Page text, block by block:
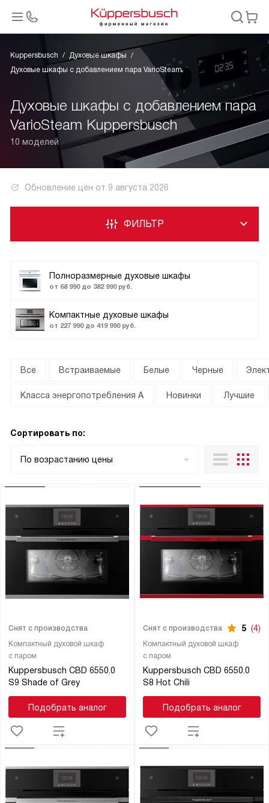
Kuppersbusch
Духовые шкафы
Духовые шкафы с добавлением пара VarioSteam
Духовые шкафы с добавлением пара
VarioSteam Kuppersbusch
10 моделей
Обновление цен от 9 августа 2026
Полноразмерные духовые шкафы
от 68 990 до 382 990 руб.
Компактные духовые шкафы
от 227 990 до 419 990 руб.
ФИЛЬТР
Все Встраиваемые Белые Черные
Класса энергопотребления А Новинки Лучшие
Сортировать по:
По возрастанию цены
Компактный духовой шкаф
с паром
Kuppersbusch CBD 6550.0
S9 Shade of Grey
Снят с производства
Подобрать аналог
Компактный духовой шкаф
с паром
Kuppersbusch CBD 6550.0
S8 Hot Chili
Снят с производства 5 (4)
Подобрать аналог